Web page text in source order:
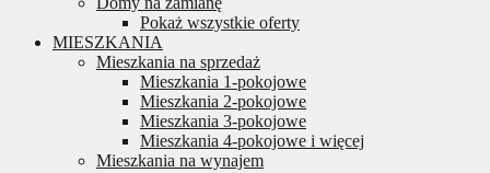
Pokaż wszystkie oferty
MIESZKANIA
Mieszkania na sprzedaż
Mieszkania 1-pokojowe
Mieszkania 2-pokojowe
Mieszkania 3-pokojowe
Mieszkania 4-pokojowe i więcej
Mieszkania na wynajem